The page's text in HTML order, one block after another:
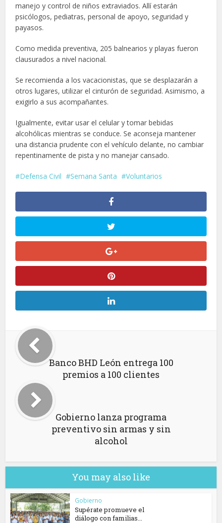
manejo y control de niños extraviados. Allí estarán
psicólogos, pediatras, personal de apoyo, seguridad y
payasos.
Como medida preventiva, 205 balnearios y playas fueron
clausurados a nivel nacional.
Se recomienda a los vacacionistas, que se desplazarán a
otros lugares, utilizar el cinturón de seguridad. Asimismo, a
exigirlo a sus acompañantes.
Igualmente, evitar usar el celular y tomar bebidas
alcohólicas mientras se conduce. Se aconseja mantener
una distancia prudente con el vehículo delante, no cambiar
repentinamente de pista y no manejar cansado.
Defensa Civil Semana Santa Voluntarios
Banco BHD León entrega 100
premios a 100 clientes
Gobierno lanza programa
preventivo sin armas y sin
alcohol
You may also like
Gobierno
Supérate promueve el
diálogo con familias...